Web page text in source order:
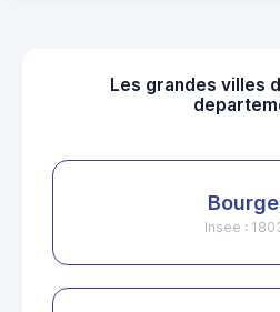
Les grandes villes
Insee :